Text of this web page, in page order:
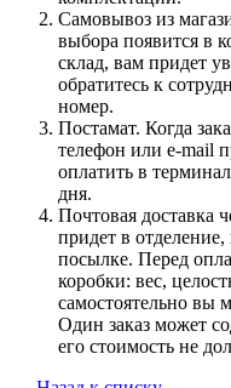
Самовывоз из
выбора появится в
склад, вам придет
обратитесь к
номер.
Постамат. Когда
телефон или e-mail
оплатить в
дня.
Почтовая доставка
придет в
посылке. Перед
коробки: вес,
самостоятельно вы
Один заказ может
его стоимость не